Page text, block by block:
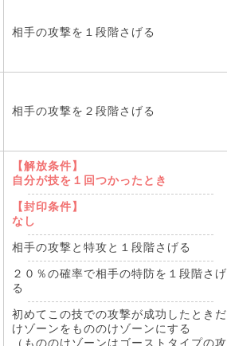
相手の攻撃を１段階さげる
相手の攻撃を２段階さげる
【解放条件】
自分が技を１回つかったとき
【封印条件】
なし
相手の攻撃と特攻と１段階さげる
２０％の確率で相手の特防を１段階さげ
る
初めてこの技での攻撃が成功したときだ
けゾーンをもののけゾーンにする
（もののけゾーンはゴーストタイプの攻